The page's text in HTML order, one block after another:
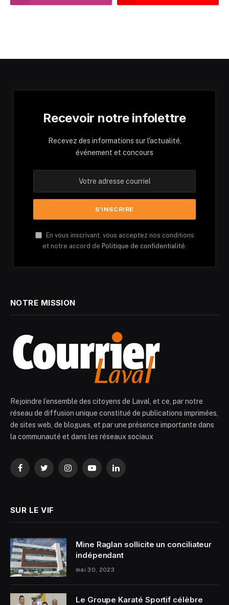
Recevoir notre infolettre
Recevez des informations sur l'actualité,
événement et concours
En vous inscrivant, vous acceptez nos conditions
et notre accord de Politique de confidentialité.
NOTRE MISSION
Rejoindre l’ensemble des citoyens de Laval, et ce, par notre
réseau de diffusion unique constitué de publications imprimées,
de sites web, de blogues, et par une présence importante dans
la communauté et dans les réseaux sociaux
FacebookTwitterInstagramYouTubeLinkedIn
SUR LE VIF
Mine Raglan sollicite un conciliateur
indépendant
mai 30, 2023
Le Groupe Karaté Sportif célèbre